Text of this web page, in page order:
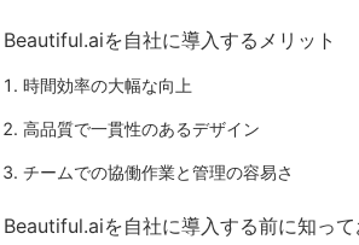
Beautiful.aiを自社に導入するメリット
時間効率の大幅な向上
高品質で一貫性のあるデザイン
チームでの協働作業と管理の容易さ
Beautiful.aiを自社に導入する前に知って